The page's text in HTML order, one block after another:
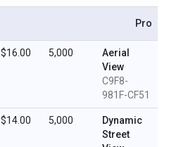
Pro
Aerial
View
C9F8-
981F-CF51
5,000
$16.00
Dynamic
Street
5,000
$14.00